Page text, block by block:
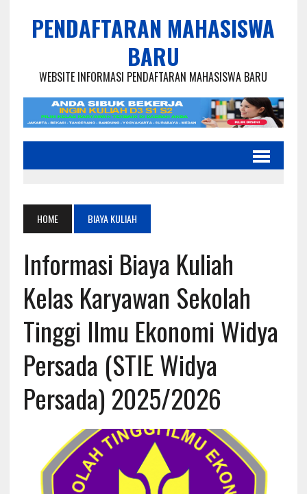
PENDAFTARAN MAHASISWA
BARU
WEBSITE INFORMASI PENDAFTARAN MAHASISWA BARU
HOME BIAYA KULIAH
Informasi Biaya Kuliah
Kelas Karyawan Sekolah
Tinggi Ilmu Ekonomi Widya
Persada (STIE Widya
Persada) 2025/2026